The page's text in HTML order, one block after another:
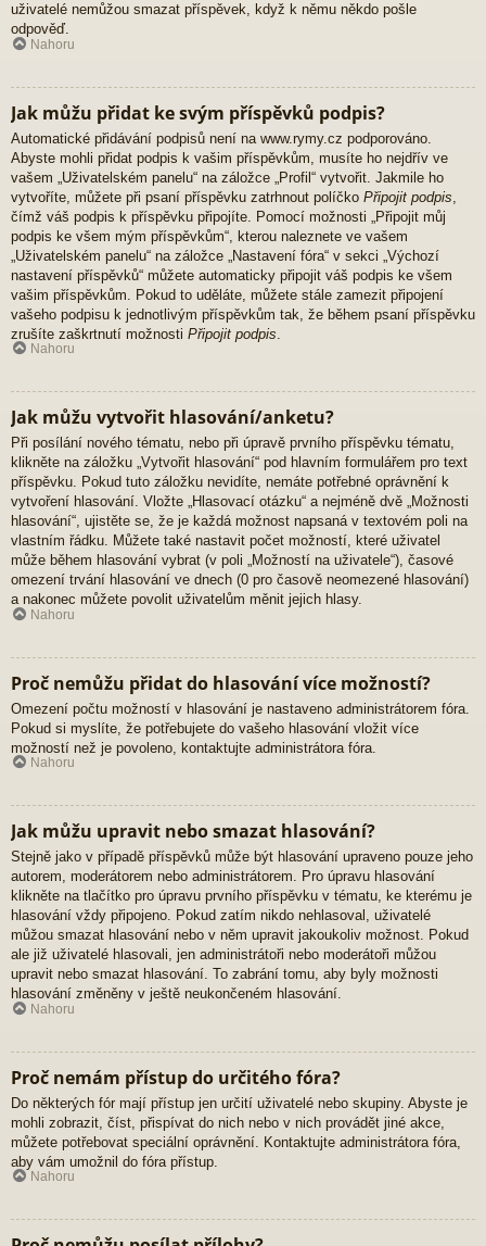
uživatelé nemůžou smazat příspěvek, když k němu někdo pošle
odpověď.
Nahoru
Jak můžu přidat ke svým příspěvků podpis?
Automatické přidávání podpisů není na www.rymy.cz podporováno.
Abyste mohli přidat podpis k vašim příspěvkům, musíte ho nejdřív ve
vašem „Uživatelském panelu“ na záložce „Profil“ vytvořit. Jakmile ho
vytvoříte, můžete při psaní příspěvku zatrhnout políčko Připojit podpis
čímž váš podpis k příspěvku připojíte. Pomocí možnosti „Připojit můj
podpis ke všem mým příspěvkům“, kterou naleznete ve vašem
„Uživatelském panelu“ na záložce „Nastavení fóra“ v sekci „Výchozí
nastavení příspěvků“ můžete automaticky připojit váš podpis ke všem
vašim příspěvkům. Pokud to uděláte, můžete stále zamezit připojení
vašeho podpisu k jednotlivým příspěvkům tak, že během psaní příspěvku
zrušíte zaškrtnutí možnosti Připojit podpis
Nahoru
Jak můžu vytvořit hlasování/anketu?
Při posílání nového tématu, nebo při úpravě prvního příspěvku tématu,
klikněte na záložku „Vytvořit hlasování“ pod hlavním formulářem pro text
příspěvku. Pokud tuto záložku nevidíte, nemáte potřebné oprávnění k
vytvoření hlasování. Vložte „Hlasovací otázku“ a nejméně dvě „Možnosti
hlasování“, ujistěte se, že je každá možnost napsaná v textovém poli na
vlastním řádku. Můžete také nastavit počet možností, které uživatel
může během hlasování vybrat (v poli „Možností na uživatele“), časové
omezení trvání hlasování ve dnech (0 pro časově neomezené hlasování)
a nakonec můžete povolit uživatelům měnit jejich hlasy.
Nahoru
Proč nemůžu přidat do hlasování více možností?
Omezení počtu možností v hlasování je nastaveno administrátorem fóra.
Pokud si myslíte, že potřebujete do vašeho hlasování vložit více
možností než je povoleno, kontaktujte administrátora fóra.
Nahoru
Jak můžu upravit nebo smazat hlasování?
Stejně jako v případě příspěvků může být hlasování upraveno pouze jeho
autorem, moderátorem nebo administrátorem. Pro úpravu hlasování
klikněte na tlačítko pro úpravu prvního příspěvku v tématu, ke kterému je
hlasování vždy připojeno. Pokud zatím nikdo nehlasoval, uživatelé
můžou smazat hlasování nebo v něm upravit jakoukoliv možnost. Pokud
ale již uživatelé hlasovali, jen administrátoři nebo moderátoři můžou
upravit nebo smazat hlasování. To zabrání tomu, aby byly možnosti
hlasování změněny v ještě neukončeném hlasování.
Nahoru
Proč nemám přístup do určitého fóra?
Do některých fór mají přístup jen určití uživatelé nebo skupiny. Abyste je
mohli zobrazit, číst, přispívat do nich nebo v nich provádět jiné akce,
můžete potřebovat speciální oprávnění. Kontaktujte administrátora fóra,
aby vám umožnil do fóra přístup.
Nahoru